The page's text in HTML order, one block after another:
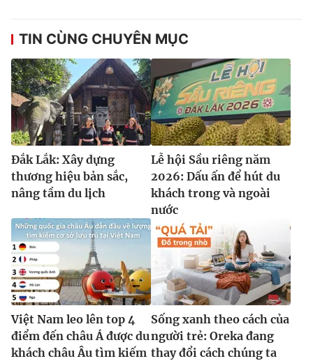
Liên hệ quảng cáo:024-7300.7108
® Cấm sao chép dưới mọi hình thức nếu không có sự chấp
thuận bằng văn bản. Ghi rõ nguồn VTV.vn khi phát hành lại
thông tin từ website này.
TIN CÙNG CHUYÊN MỤC
Đắk Lắk: Xây dựng
thương hiệu bản sắc,
nâng tầm du lịch
Lễ hội Sầu riêng năm
2026: Dấu ấn để hút du
khách trong và ngoài
nước
Việt Nam leo lên top 4
điểm đến châu Á được du
khách châu Âu tìm kiếm
Sống xanh theo cách của
người trẻ: Oreka đang
thay đổi cách chúng ta